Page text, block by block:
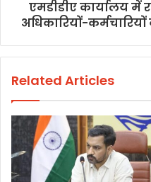
एमडीडीए कार्यालय में
अधिकारियों-
Related Articles